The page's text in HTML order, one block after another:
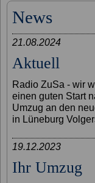
News
21.08.2024
Aktuell
Radio ZuSa - wir
einen guten Start
Umzug an den
in Lüneburg
19.12.2023
Ihr Umzug